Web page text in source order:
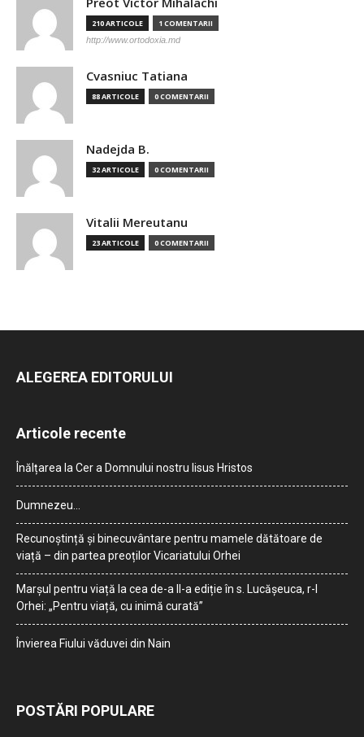
210 ARTICOLE 1 COMENTARII
http://www.ortodoxia.md
Cvasniuc Tatiana
88 ARTICOLE 0 COMENTARII
Nadejda B.
32 ARTICOLE 0 COMENTARII
Vitalii Mereutanu
23 ARTICOLE 0 COMENTARII
ALEGEREA EDITORULUI
Articole recente
Înălțarea la Cer a Domnului nostru Iisus Hristos
Dumnezeu…
Recunoștință și binecuvântare pentru mamele dătătoare de
viață – din partea preoților Vicariatului Orhei
Marșul pentru viață la cea de-a II-a ediție în s. Lucășeuca, r-l
Orhei: „Pentru viață, cu inimă curată”
Învierea Fiului văduvei din Nain
POSTĂRI POPULARE